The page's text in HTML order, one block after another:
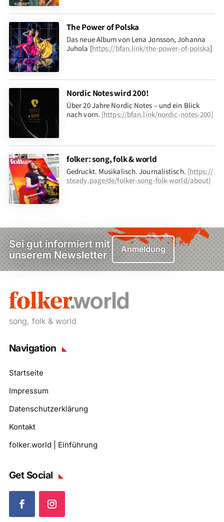
The Power of Polska
Das neue Album von Lena Jonsson, Johanna
Juhola [https://bfan.link/the-power-of-polska]
Nordic Notes wird 200!
Über 20 Jahre Nordic Notes – und ein Blick
nach vorn. [https://bfan.link/nordic-notes-200]
folker: song, folk & world
Gedruckt. Musikalisch. Journalistisch. [https://
steady.page/de/folker-song-folk-world/about]
Sei gut informiert mit
unserem Newsletter
Anmeldung
song, folk & world
Navigation
Startseite
Impressum
Datenschutzerklärung
Kontakt
folker.world | Einführung
Get Social